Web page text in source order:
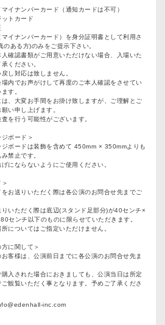
イナンバーカード（通知カードは不可）
ットカード
マイナンバーカード）を身分証明書として利用さ
のある方)のみをご提示下さい。
人確認書類がご用意いただけない場合、入場いた
ください。
し対応は致しません。
場内でお声がけして再度のご本人確認をさせてい
す。
は、大変お手間をお掛け致しますが、ご理解とご
い申し上げます。
を行う可能性がございます。
ボード＞
ジボードは装飾を含めて 450mm × 350mmよりも
禁止です。
にならないようにご使用ください。
をお送りいただく際は各公演のお問合せ先までご
りいただく際は底辺(スタンド足部分)が40センチ×
センチ以下のものに限らせていただきます。
についてはご指定いただけません。
に関して＞
お客様は、公演前日までに各公演のお問合せ先ま
購入された場合におきましても、公演当日は所定
観覧いただく事となります。予めご了承くださ
inc.com